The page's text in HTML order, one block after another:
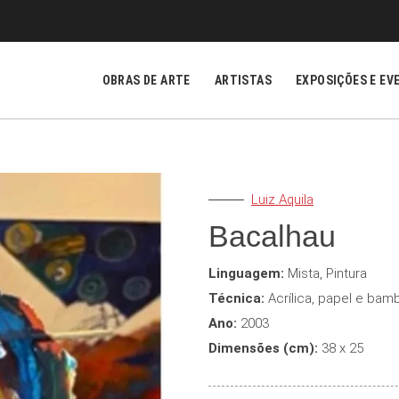
OBRAS DE ARTE ARTISTAS EXPOSIÇÕES E
Luiz Aquila
Bacalhau
Linguagem: Mista, Pintura
Técnica: Acrílica, papel e
Ano: 2003
Dimensões (cm): 38 x 25